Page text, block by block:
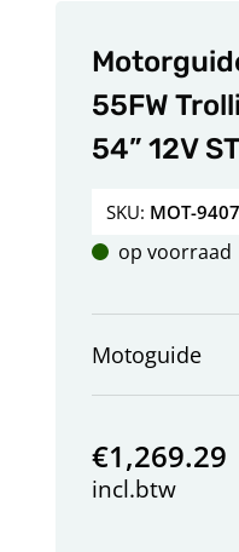
55FW
54” 12V
SKU: MOT-
op voorraad
Motoguide
€1,269.29
incl.btw